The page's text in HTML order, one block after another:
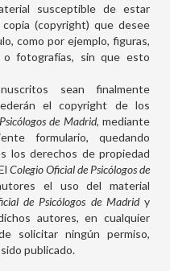
susceptible de estar
(copyright) que desee
como por ejemplo, figuras,
o fotografías, sin que esto
sean finalmente
el copyright de los
Psicólogos de Madrid, mediante
formulario, quedando
los derechos de propiedad
Colegio Oficial de Psicólogos de
el uso del material
de Psicólogos de Madridy
autores, en cualquier
solicitar ningún permiso,
publicado.